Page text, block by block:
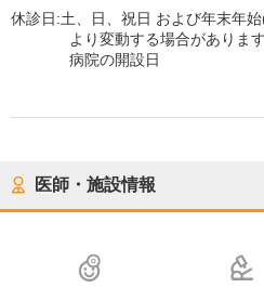
休診日:土、日、祝日 および年末年
より変動する場合があります
病院の開設日
医師・施設情報